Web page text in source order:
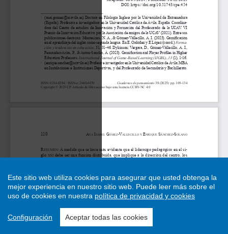
Este sitio web utiliza cookies para asegurar que usted obtenga la
mejor experiencia en nuestro sitio web. Puede leer más sobre el
uso de cookies en nuestra política de privacidad y cookies
Configuración Aceptar todas las cookies